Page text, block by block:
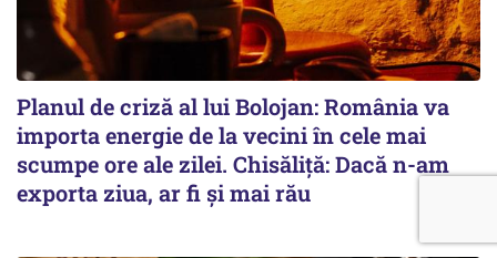
Planul de criză al lui Bolojan: România va
importa energie de la vecini în cele mai
scumpe ore ale zilei. Chisăliță: Dacă n-am
exporta ziua, ar fi și mai rău